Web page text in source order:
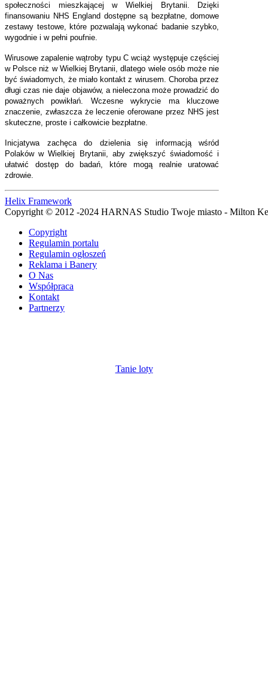
społeczności mieszkającej w Wielkiej Brytanii. Dzięki
finansowaniu NHS England dostępne są bezpłatne, domowe
zestawy testowe, które pozwalają wykonać badanie szybko,
wygodnie i w pełni poufnie.
Wirusowe zapalenie wątroby typu C wciąż występuje częściej
w Polsce niż w Wielkiej Brytanii, dlatego wiele osób może nie
być świadomych, że miało kontakt z wirusem. Choroba przez
długi czas nie daje objawów, a nieleczona może prowadzić do
poważnych powikłań. Wczesne wykrycie ma kluczowe
znaczenie, zwłaszcza że leczenie oferowane przez NHS jest
skuteczne, proste i całkowicie bezpłatne.
Inicjatywa zachęca do dzielenia się informacją wśród
Polaków w Wielkiej Brytanii, aby zwiększyć świadomość i
ułatwić dostęp do badań, które mogą realnie uratować
zdrowie.
Helix Framework
Copyright © 2012 -2024 HARNAS Studio Twoje miasto - Milton
Copyright
Regulamin portalu
Regulamin ogłoszeń
Reklama i Banery
O Nas
Współpraca
Kontakt
Partnerzy
Tanie loty